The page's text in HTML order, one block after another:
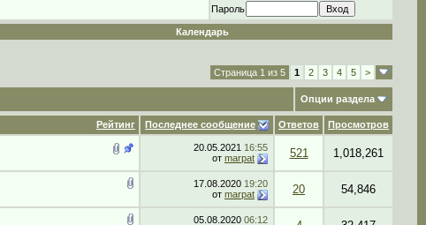
Пароль
Календарь
Страница 1 из 5 1 2 3 4 5 >
Опции раздела
Рейтинг Последнее сообщение Ответов Просмотров
20.05.2021 16:55
от marpat 521 1,018,261
17.08.2020 19:20
от marpat 20 54,846
05.08.2020 06:12